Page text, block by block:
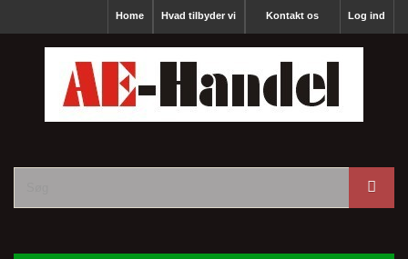
Log ind
Kontakt os
Hvad tilbyder vi
Home